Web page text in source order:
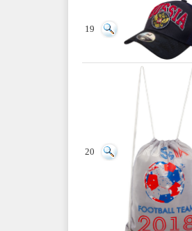
19
20